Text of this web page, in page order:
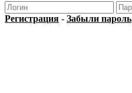
Регистрация - Забыли пароль